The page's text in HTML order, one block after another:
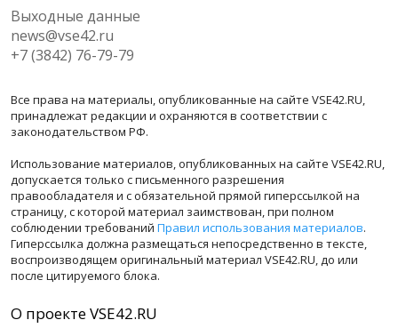
Выходные данные
news@vse42.ru
+7 (3842) 76-79-79
Все права на материалы, опубликованные на сайте VSE42.RU,
принадлежат редакции и охраняются в соответствии с
законодательством РФ.
Использование материалов, опубликованных на сайте VSE42.RU,
допускается только с письменного разрешения
правообладателя и с обязательной прямой гиперссылкой на
страницу, с которой материал заимствован, при полном
соблюдении требований Правил использования материалов.
Гиперссылка должна размещаться непосредственно в тексте,
воспроизводящем оригинальный материал VSE42.RU, до или
после цитируемого блока.
О проекте VSE42.RU